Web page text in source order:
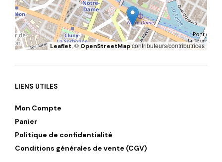
Leaflet, ©OpenStreetMapcontributeurs/contributrices
LIENS UTILES
Mon Compte
Panier
Politique de confidentialité
Conditions générales de vente (CGV)